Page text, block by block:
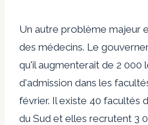
Un autre problème majeur
des médecins. Le
qu'il augmenterait de 2 000
d'admission dans les
février. Il existe 40 facultés
du Sud et elles recrutent 3